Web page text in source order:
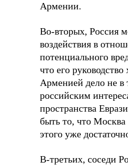
Армении.
Во-вторых, Россия
воздействия в
потенциального
что его
Арменией дело не в
российским
пространства
быть то, что
этого уже
В-третьих, соседи